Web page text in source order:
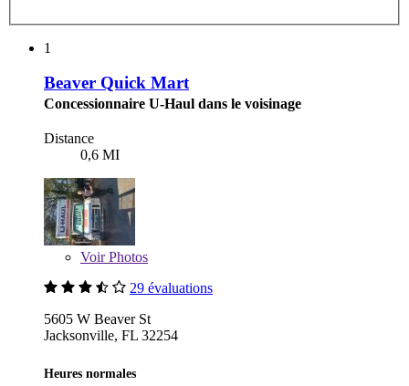
1
Beaver Quick Mart
Concessionnaire U-Haul dans le voisinage
Distance
0,6 MI
VoirPhotos
29 évaluations
5605 W Beaver St
Jacksonville, FL 32254
Heures normales